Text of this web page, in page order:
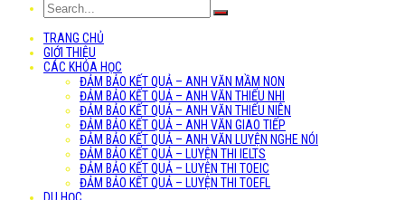
TRANG CHỦ
GIỚI THIỆU
CÁC KHÓA HỌC
ĐẢM BẢO KẾT QUẢ – ANH VĂN MẦM NON
ĐẢM BẢO KẾT QUẢ – ANH VĂN THIẾU NHI
ĐẢM BẢO KẾT QUẢ – ANH VĂN THIẾU NIÊN
ĐẢM BẢO KẾT QUẢ – ANH VĂN GIAO TIẾP
ĐẢM BẢO KẾT QUẢ – ANH VĂN LUYỆN NGHE NÓI
ĐẢM BẢO KẾT QUẢ – LUYỆN THI IELTS
ĐẢM BẢO KẾT QUẢ – LUYỆN THI TOEIC
ĐẢM BẢO KẾT QUẢ – LUYỆN THI TOEFL